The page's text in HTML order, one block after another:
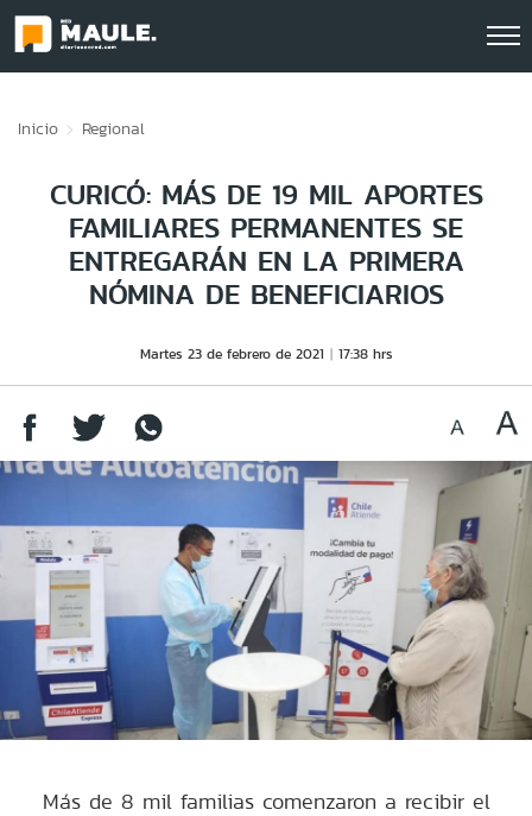
Inicio Regional
CURICÓ: MÁS DE 19 MIL APORTES
FAMILIARES PERMANENTES SE
ENTREGARÁN EN LA PRIMERA
NÓMINA DE BENEFICIARIOS
Martes 23 de febrero de 2021 17:38 hrs
Más de 8 mil familias comenzaron a recibir el